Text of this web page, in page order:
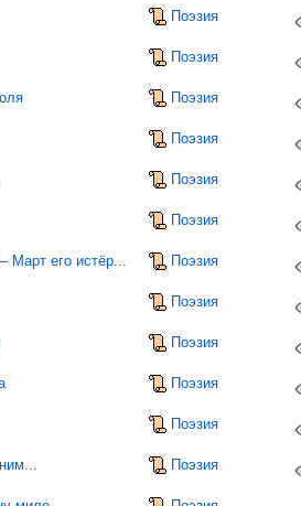
Поэзия
Поэзия
Поэзия
Поэзия
Поэзия
Поэзия
Март его истёр... Поэзия
Поэзия
Поэзия
Поэзия
Поэзия
Поэзия